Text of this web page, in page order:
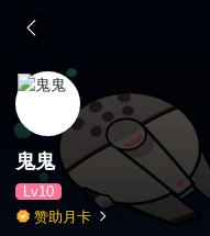
鬼鬼
Lv10
赞助月卡